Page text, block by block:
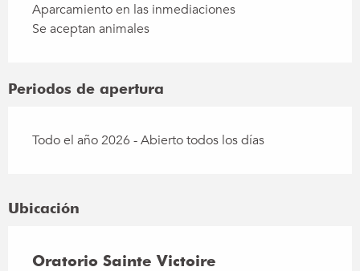
Aparcamiento en las inmediaciones
Se aceptan animales
Periodos de apertura
Todo el año 2026 - Abierto todos los días
Ubicación
Oratorio Sainte Victoire